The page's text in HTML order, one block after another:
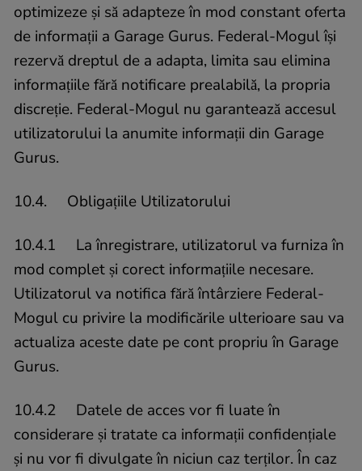
optimizeze și să adapteze în mod constant oferta
de informații a Garage Gurus. Federal-Mogul își
rezervă dreptul de a adapta, limita sau elimina
informațiile fără notificare prealabilă, la propria
discreție. Federal-Mogul nu garantează accesul
utilizatorului la anumite informații din Garage
Gurus.
10.4. Obligațiile Utilizatorului
10.4.1 La înregistrare, utilizatorul va furniza în
mod complet și corect informațiile necesare.
Utilizatorul va notifica fără întârziere Federal-
Mogul cu privire la modificările ulterioare sau va
actualiza aceste date pe cont propriu în Garage
Gurus.
10.4.2 Datele de acces vor fi luate în
considerare și tratate ca informații confidențiale
și nu vor fi divulgate în niciun caz terților. În caz